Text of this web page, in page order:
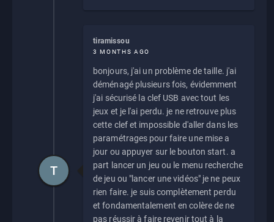
tiramissou
3 MONTHS AGO
bonjours, j'ai un problème de taille. j'ai
déménagé plusieurs fois, évidemment
j'ai sécurisé la clef USB avec tout les
jeux et je l'ai perdu. je ne retrouve plus
cette clef et impossible d'aller dans les
paramétrages pour faire une mise a
jour ou appuyer sur le bouton start. a
part lancer un jeu ou le menu recherche
de jeu ou "lancer une vidéos" je ne peux
rien faire. je suis complètement perdu
et fondamentalement en colère de ne
pas réussir à faire revenir tout à la
T